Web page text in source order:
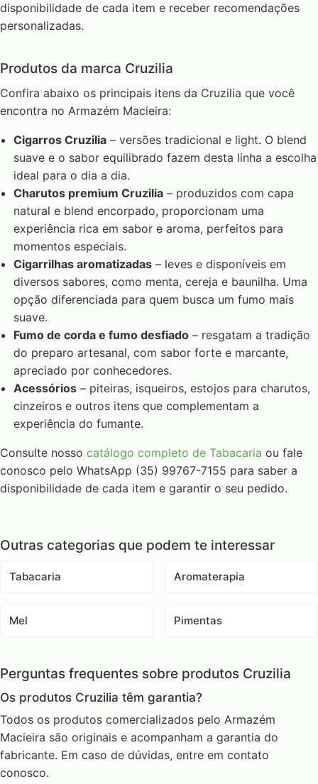
disponibilidade de cada item e receber recomendações
personalizadas.
Produtos da marca Cruzilia
Confira abaixo os principais itens da Cruzilia que você
encontra no Armazém Macieira:
Cigarros Cruzilia – versões tradicional e light. O blend
suave e o sabor equilibrado fazem desta linha a escolha
ideal para o dia a dia.
Charutos premium Cruzilia – produzidos com capa
natural e blend encorpado, proporcionam uma
experiência rica em sabor e aroma, perfeitos para
momentos especiais.
Cigarrilhas aromatizadas – leves e disponíveis em
diversos sabores, como menta, cereja e baunilha. Uma
opção diferenciada para quem busca um fumo mais
suave.
Fumo de corda e fumo desfiado – resgatam a tradição
do preparo artesanal, com sabor forte e marcante,
apreciado por conhecedores.
Acessórios – piteiras, isqueiros, estojos para charutos,
cinzeiros e outros itens que complementam a
experiência do fumante.
Consulte nosso catálogo completo de Tabacaria ou fale
conosco pelo WhatsApp (35) 99767-7155 para saber a
disponibilidade de cada item e garantir o seu pedido.
Outras categorias que podem te interessar
Tabacaria Aromaterapia
Mel Pimentas
Perguntas frequentes sobre produtos Cruzilia
Os produtos Cruzilia têm garantia?
Todos os produtos comercializados pelo Armazém
Macieira são originais e acompanham a garantia do
fabricante. Em caso de dúvidas, entre em contato
conosco.